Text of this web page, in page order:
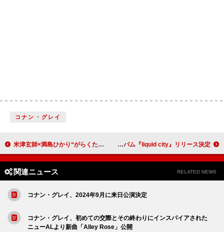
コナン・グレイ
米津玄師×満島ひかり“がらくた対談”、パーソナルな部分についても踏み込むディープインタビュー showmore、約3年ぶりのフルアルバム『liquid city』リリース決定
関連ニュース RELATED NEWS
コナン・グレイ、2024年9月に来日公演決定
コナン・グレイ、初めての交際とその終わりにインスパイアされた
ニューALより新曲「Alley Rose」公開